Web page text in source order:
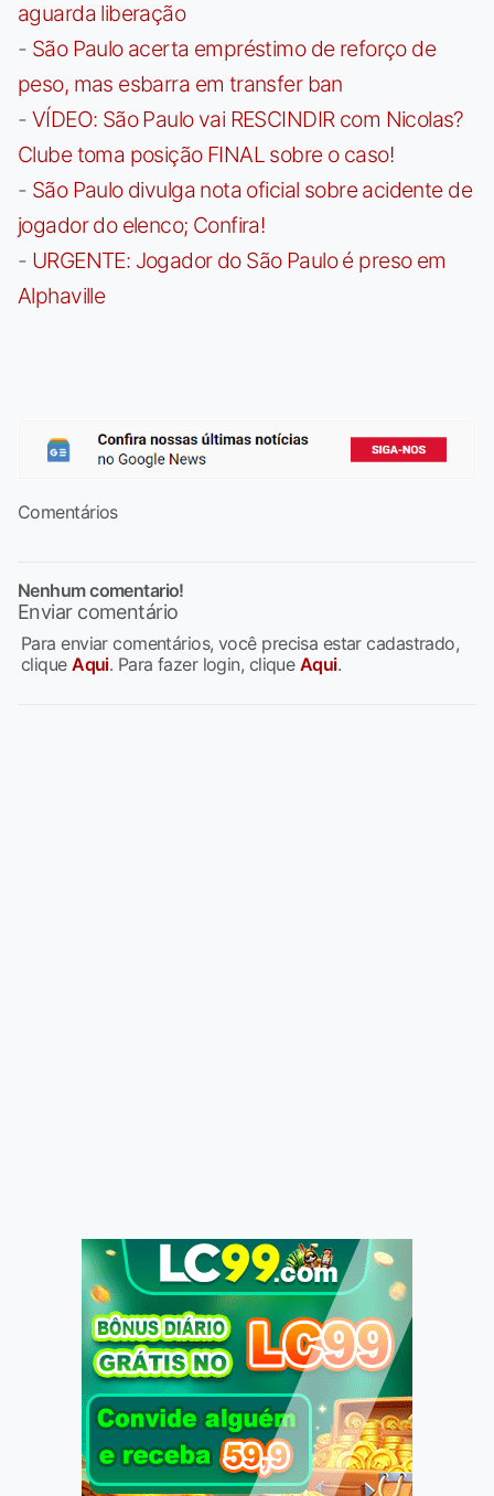
aguarda liberação
- São Paulo acerta empréstimo de reforço de
peso, mas esbarra em transfer ban
- VÍDEO: São Paulo vai RESCINDIR com Nicolas?
Clube toma posição FINAL sobre o caso!
- São Paulo divulga nota oficial sobre acidente de
jogador do elenco; Confira!
- URGENTE: Jogador do São Paulo é preso em
Alphaville
Comentários
Nenhum comentario!
Enviar comentário
Para enviar comentários, você precisa estar cadastrado,
cliqueAqui. Para fazer login, clique Aqui.